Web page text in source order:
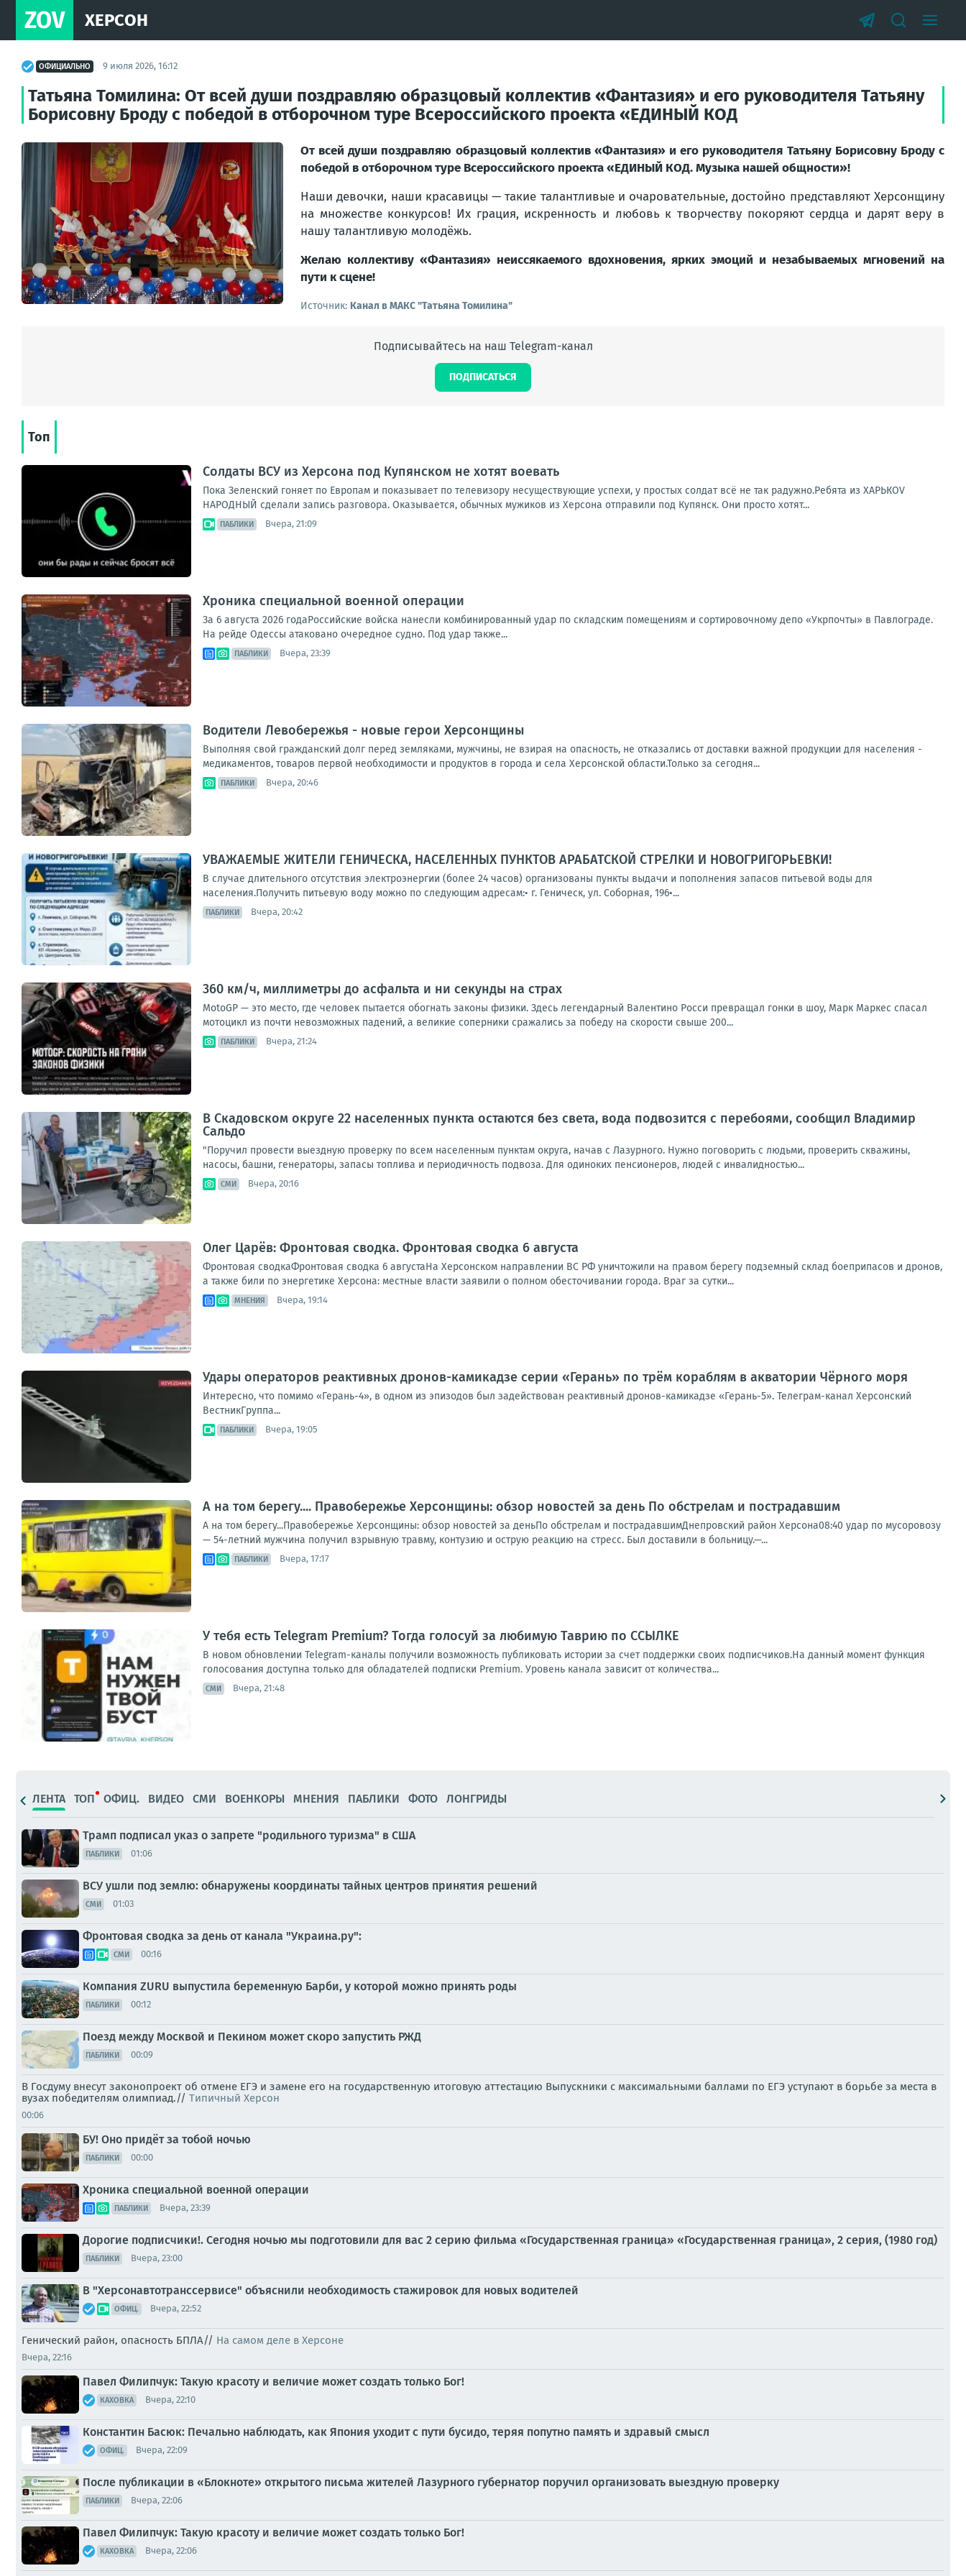
ZOV ХЕРСОН
ОФИЦИАЛЬНО 9 июля 2026, 16:12
Татьяна Томилина: От всей души поздравляю образцовый коллектив «Фантазия» и его руководителя Татьяну
Борисовну Броду с победой в отборочном туре Всероссийского проекта «ЕДИНЫЙ КОД
От всей души поздравляю образцовый коллектив «Фантазия» и его руководителя Татьяну Борисовну Броду с
победой в отборочном туре Всероссийского проекта «ЕДИНЫЙ КОД. Музыка нашей общности»!
Наши девочки, наши красавицы — такие талантливые и очаровательные, достойно представляют Херсонщину
на множестве конкурсов! Их грация, искренность и любовь к творчеству покоряют сердца и дарят веру в
нашу талантливую молодёжь.
Желаю коллективу «Фантазия» неиссякаемого вдохновения, ярких эмоций и незабываемых мгновений на
пути к сцене!
Источник: Канал в МАКС "Татьяна Томилина"
Подписывайтесь на наш Telegram-канал
ПОДПИСАТЬСЯ
Топ
Солдаты ВСУ из Херсона под Купянском не хотят воевать
Пока Зеленский гоняет по Европам и показывает по телевизору несуществующие успехи, у простых солдат всё не так радужно.Ребята из ХАРЬКОV
НАРОДНЫЙ сделали запись разговора. Оказывается, обычных мужиков из Херсона отправили под Купянск. Они просто хотят...
ПАБЛИКИ Вчера, 21:09
Хроника специальной военной операции
За 6 августа 2026 годаРоссийские войска нанесли комбинированный удар по складским помещениям и сортировочному депо «Укрпочты» в Павлограде.
На рейде Одессы атаковано очередное судно. Под удар также...
ПАБЛИКИ Вчера, 23:39
Водители Левобережья - новые герои Херсонщины
Выполняя свой гражданский долг перед земляками, мужчины, не взирая на опасность, не отказались от доставки важной продукции для населения -
медикаментов, товаров первой необходимости и продуктов в города и села Херсонской области.Только за сегодня...
ПАБЛИКИ Вчера, 20:46
УВАЖАЕМЫЕ ЖИТЕЛИ ГЕНИЧЕСКА, НАСЕЛЕННЫХ ПУНКТОВ АРАБАТСКОЙ СТРЕЛКИ И НОВОГРИГОРЬЕВКИ!
В случае длительного отсутствия электроэнергии (более 24 часов) организованы пункты выдачи и пополнения запасов питьевой воды для
населения.Получить питьевую воду можно по следующим адресам:• г. Геническ, ул. Соборная, 196•...
ПАБЛИКИ Вчера, 20:42
360 км/ч, миллиметры до асфальта и ни секунды на страх
MotoGP — это место, где человек пытается обогнать законы физики. Здесь легендарный Валентино Росси превращал гонки в шоу, Марк Маркес спасал
мотоцикл из почти невозможных падений, а великие соперники сражались за победу на скорости свыше 200...
ПАБЛИКИ Вчера, 21:24
В Скадовском округе 22 населенных пункта остаются без света, вода подвозится с перебоями, сообщил Владимир
Сальдо
"Поручил провести выездную проверку по всем населенным пунктам округа, начав с Лазурного. Нужно поговорить с людьми, проверить скважины,
насосы, башни, генераторы, запасы топлива и периодичность подвоза. Для одиноких пенсионеров, людей с инвалидностью...
СМИ Вчера, 20:16
Олег Царёв: Фронтовая сводка. Фронтовая сводка 6 августа
Фронтовая сводкаФронтовая сводка 6 августаНа Херсонском направлении ВС РФ уничтожили на правом берегу подземный склад боеприпасов и дронов,
а также били по энергетике Херсона: местные власти заявили о полном обесточивании города. Враг за сутки...
МНЕНИЯ Вчера, 19:14
Удары операторов реактивных дронов-камикадзе серии «Герань» по трём кораблям в акватории Чёрного моря
Интересно, что помимо «Герань-4», в одном из эпизодов был задействован реактивный дронов-камикадзе «Герань-5». Телеграм-канал Херсонский
ВестникГруппа...
ПАБЛИКИ Вчера, 19:05
А на том берегу.... Правобережье Херсонщины: обзор новостей за день По обстрелам и пострадавшим
А на том берегу...Правобережье Херсонщины: обзор новостей за деньПо обстрелам и пострадавшимДнепровский район Херсона08:40 удар по мусоровозу
— 54-летний мужчина получил взрывную травму, контузию и острую реакцию на стресс. Был доставили в больницу.—...
ПАБЛИКИ Вчера, 17:17
У тебя есть Telegram Premium? Тогда голосуй за любимую Таврию по ССЫЛКЕ
В новом обновлении Telegram-каналы получили возможность публиковать истории за счет поддержки своих подписчиков.На данный момент функция
голосования доступна только для обладателей подписки Premium. Уровень канала зависит от количества...
СМИ Вчера, 21:48
ЛЕНТА ТОП ОФИЦ. ВИДЕО СМИ ВОЕНКОРЫ МНЕНИЯ ПАБЛИКИ ФОТО ЛОНГРИДЫ
Трамп подписал указ о запрете "родильного туризма" в США
ПАБЛИКИ 01:06
ВСУ ушли под землю: обнаружены координаты тайных центров принятия решений
СМИ 01:03
Фронтовая сводка за день от канала "Украина.ру":
СМИ 00:16
Компания ZURU выпустила беременную Барби, у которой можно принять роды
ПАБЛИКИ 00:12
Поезд между Москвой и Пекином может скоро запустить РЖД
ПАБЛИКИ 00:09
В Госдуму внесут законопроект об отмене ЕГЭ и замене его на государственную итоговую аттестацию Выпускники с максимальными баллами по ЕГЭ уступают в борьбе за места в
вузах победителям олимпиад.// Типичный Херсон
00:06
БУ! Оно придёт за тобой ночью
ПАБЛИКИ 00:00
Хроника специальной военной операции
ПАБЛИКИ Вчера, 23:39
Дорогие подписчики!. Сегодня ночью мы подготовили для вас 2 серию фильма «Государственная граница» «Государственная граница», 2 серия, (1980 год)
ПАБЛИКИ Вчера, 23:00
В "Херсонавтотранссервисе" объяснили необходимость стажировок для новых водителей
ОФИЦ. Вчера, 22:52
Генический район, опасность БПЛА// На самом деле в Херсоне
Вчера, 22:16
Павел Филипчук: Такую красоту и величие может создать только Бог!
КАХОВКА Вчера, 22:10
Константин Басюк: Печально наблюдать, как Япония уходит с пути бусидо, теряя попутно память и здравый смысл
ОФИЦ. Вчера, 22:09
После публикации в «Блокноте» открытого письма жителей Лазурного губернатор поручил организовать выездную проверку
ПАБЛИКИ Вчера, 22:06
Павел Филипчук: Такую красоту и величие может создать только Бог!
КАХОВКА Вчера, 22:06